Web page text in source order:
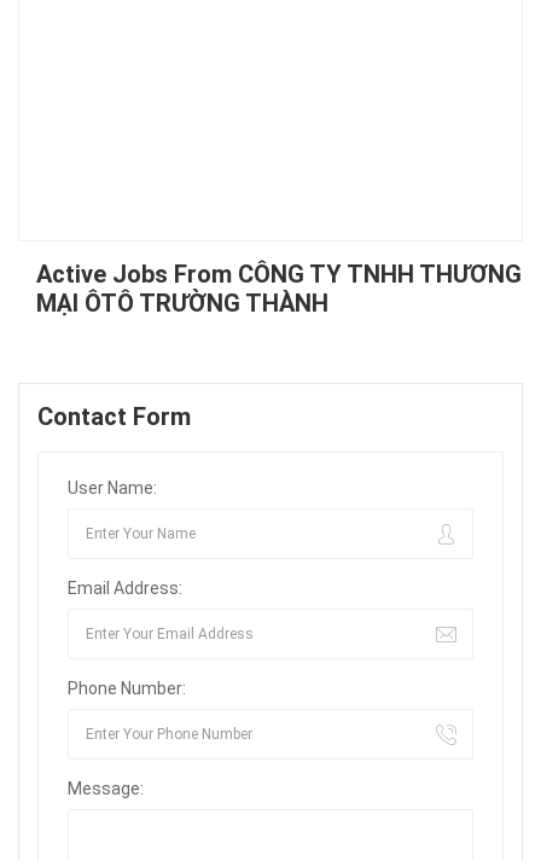
Active Jobs From CÔNG TY TNHH THƯƠNG
MẠI ÔTÔ TRƯỜNG THÀNH
Contact Form
User Name:
Email Address:
Phone Number:
Message: